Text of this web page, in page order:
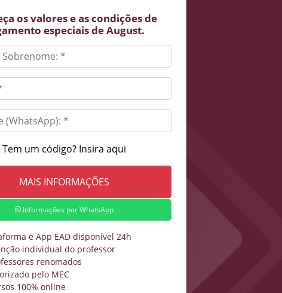
os valores e as condições de
especiais de August.
Tem um código? Insira aqui
Informações por WhatsApp
e App EAD disponível 24h
individual do professor
renomados
pelo MEC
100% online